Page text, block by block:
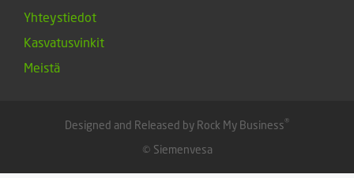
Yhteystiedot
Kasvatusvinkit
Meistä
Designed and Released by Rock My Business®
© Siemenvesa